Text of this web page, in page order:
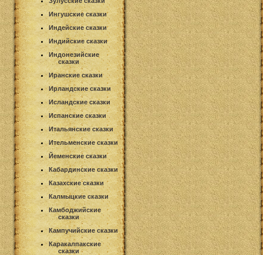
Ингушские сказки
Индейские сказки
Индийские сказки
Индонезийские
сказки
Иранские сказки
Ирландские сказки
Исландские сказки
Испанские сказки
Итальянские сказки
Ительменские сказки
Йеменские сказки
Кабардинские сказки
Казахские сказки
Калмыцкие сказки
Камбоджийские
сказки
Кампучийские сказки
Каракалпакские
сказки